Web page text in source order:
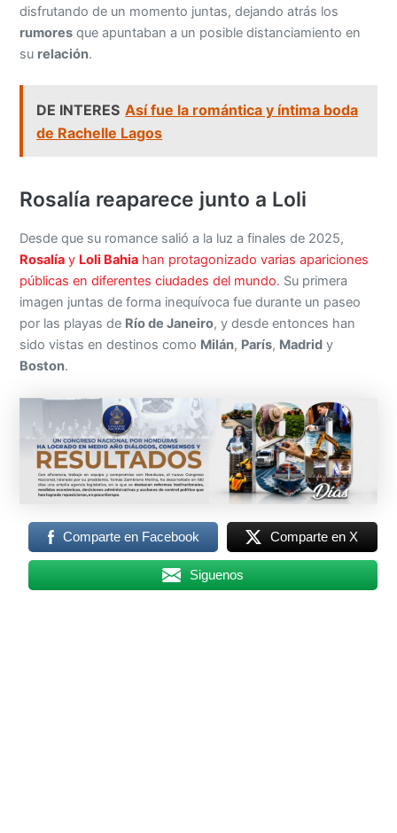
disfrutando de un momento juntas, dejando atrás los
rumores que apuntaban a un posible distanciamiento en
su relación.
DE INTERES Así fue la romántica y íntima boda
de Rachelle Lagos
Rosalía reaparece junto a Loli
Desde que su romance salió a la luz a finales de 2025,
Rosalía y Loli Bahia han protagonizado varias apariciones
públicas en diferentes ciudades del mundo. Su primera
imagen juntas de forma inequívoca fue durante un paseo
por las playas de Río de Janeiro, y desde entonces han
sido vistas en destinos como Milán, París, Madrid y
Boston.
Comparte en Facebook Comparte en X
Siguenos